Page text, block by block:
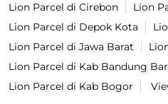
Lion Parcel di Cirebon
Lion
Lion Parcel di Depok Kota
Lion Parcel di Jawa Barat
Lion Parcel di Kab Bandung
Lion Parcel di Kab Bogor